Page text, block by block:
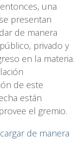
una
presentan
de manera
privado y
en la materia.
de este
están
el gremio.
de manera